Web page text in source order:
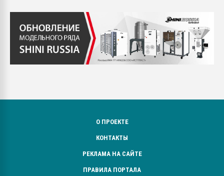
О ПРОЕКТЕ
КОНТАКТЫ
РЕКЛАМА НА САЙТЕ
ПРАВИЛА ПОРТАЛА